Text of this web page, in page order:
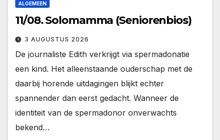
ALGEMEEN
11/08. Solomamma (Seniorenbios)
3 AUGUSTUS 2026
De journaliste Edith verkrijgt via spermadonatie
een kind. Het alleenstaande ouderschap met de
daarbij horende uitdagingen blijkt echter
spannender dan eerst gedacht. Wanneer de
identiteit van de spermadonor onverwachts
bekend…